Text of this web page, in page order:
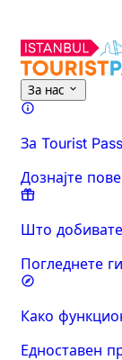
Најниски цени
За нас
За Tourist Pass
Дознајте
Што добивате
Погледнете
Како
Едноставен